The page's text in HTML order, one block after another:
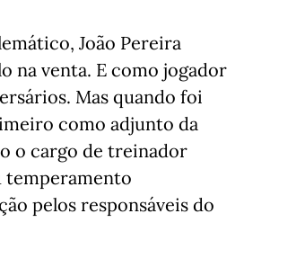
João Pereira
na venta. E como jogador
Mas quando foi
como adjunto da
o cargo de treinador
temperamento
pelos responsáveis do